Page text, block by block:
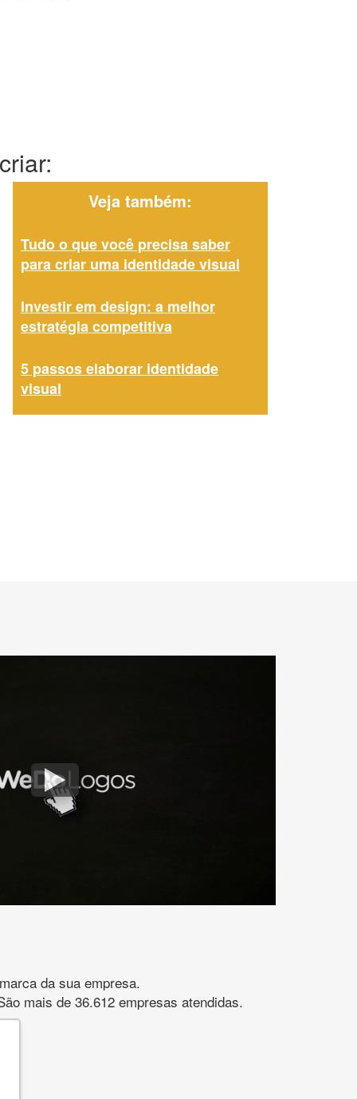
Veja também:
Tudo o que você precisa saber
para criar uma identidade visual
Investir em design: a melhor
estratégia competitiva
5 passos elaborar identidade
visual
da sua empresa.
mais de 36.612 empresas atendidas.